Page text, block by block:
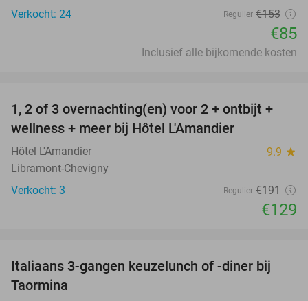
Verkocht: 24
Regulier €153
€85
Inclusief alle bijkomende kosten
32%
TODAY
1, 2 of 3 overnachting(en) voor 2 + ontbijt +
wellness + meer bij Hôtel L'Amandier
Hôtel L'Amandier 9.9 star
Libramont-Chevigny
Verkocht: 3
Regulier €191
€129
43%
Italiaans 3-gangen keuzelunch of -diner bij
Taormina